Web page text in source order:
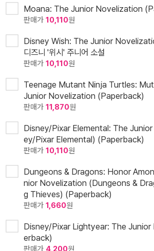
Moana: The Junior Novelization
판매가 10,110원
Disney Wish: The Junior
디즈니 '위시' 주니어 소설
판매가 10,110원
Teenage Mutant Ninja Turtles:
Junior Novelization (Paperback)
판매가 11,870원
Disney/Pixar Elemental: The
ey/Pixar Elemental) (Paperback)
판매가 10,110원
Dungeons & Dragons: Honor
nior Novelization (Dungeons &
g Thieves) (Paperback)
판매가 1,660원
Disney/Pixar Lightyear: The
erback)
판매가 4,200원